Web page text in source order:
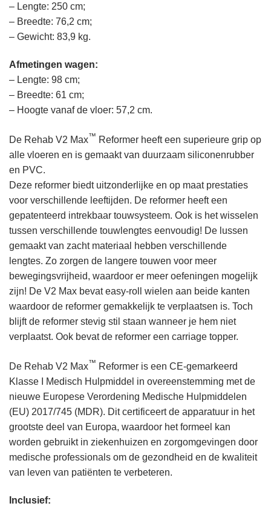
– Lengte: 250 cm;
– Breedte: 76,2 cm;
– Gewicht: 83,9 kg.
Afmetingen wagen:
– Lengte: 98 cm;
– Breedte: 61 cm;
– Hoogte vanaf de vloer: 57,2 cm.
De Rehab V2 Max™ Reformer heeft een superieure grip op
alle vloeren en is gemaakt van duurzaam siliconenrubber
en PVC.
Deze reformer biedt uitzonderlijke en op maat prestaties
voor verschillende leeftijden. De reformer heeft een
gepatenteerd intrekbaar touwsysteem. Ook is het wisselen
tussen verschillende touwlengtes eenvoudig! De lussen
gemaakt van zacht materiaal hebben verschillende
lengtes. Zo zorgen de langere touwen voor meer
bewegingsvrijheid, waardoor er meer oefeningen mogelijk
zijn! De V2 Max bevat easy-roll wielen aan beide kanten
waardoor de reformer gemakkelijk te verplaatsen is. Toch
blijft de reformer stevig stil staan wanneer je hem niet
verplaatst. Ook bevat de reformer een carriage topper.
De Rehab V2 Max™ Reformer is een CE-gemarkeerd
Klasse I Medisch Hulpmiddel in overeenstemming met de
nieuwe Europese Verordening Medische Hulpmiddelen
(EU) 2017/745 (MDR). Dit certificeert de apparatuur in het
grootste deel van Europa, waardoor het formeel kan
worden gebruikt in ziekenhuizen en zorgomgevingen door
medische professionals om de gezondheid en de kwaliteit
van leven van patiënten te verbeteren.
Inclusief: